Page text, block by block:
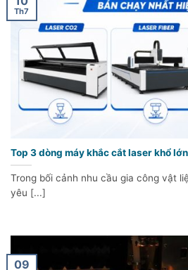
Top 3 dòng máy khắc cắt laser khổ
Trong bối cảnh nhu cầu gia công vật
yêu [...]
Th7
09